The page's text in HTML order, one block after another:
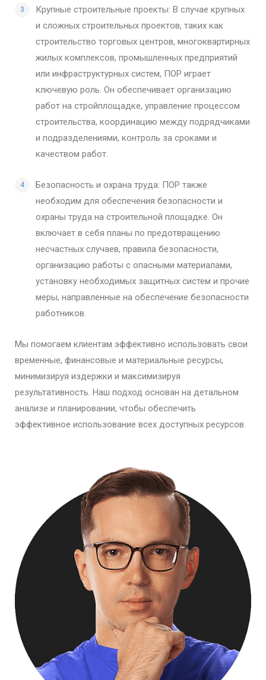
Крупные строительные проекты: В случае крупных
и сложных строительных проектов, таких как
строительство торговых центров, многоквартирных
жилых комплексов, промышленных предприятий
или инфраструктурных систем, ПОР играет
ключевую роль. Он обеспечивает организацию
работ на стройплощадке, управление процессом
строительства, координацию между подрядчиками
и подразделениями, контроль за сроками и
качеством работ.
Безопасность и охрана труда: ПОР также
необходим для обеспечения безопасности и
охраны труда на строительной площадке. Он
включает в себя планы по предотвращению
несчастных случаев, правила безопасности,
организацию работы с опасными материалами,
установку необходимых защитных систем и прочие
меры, направленные на обеспечение безопасности
работников.
Мы помогаем клиентам эффективно использовать свои
временные, финансовые и материальные ресурсы,
минимизируя издержки и максимизируя
результативность. Наш подход основан на детальном
анализе и планировании, чтобы обеспечить
эффективное использование всех доступных ресурсов.